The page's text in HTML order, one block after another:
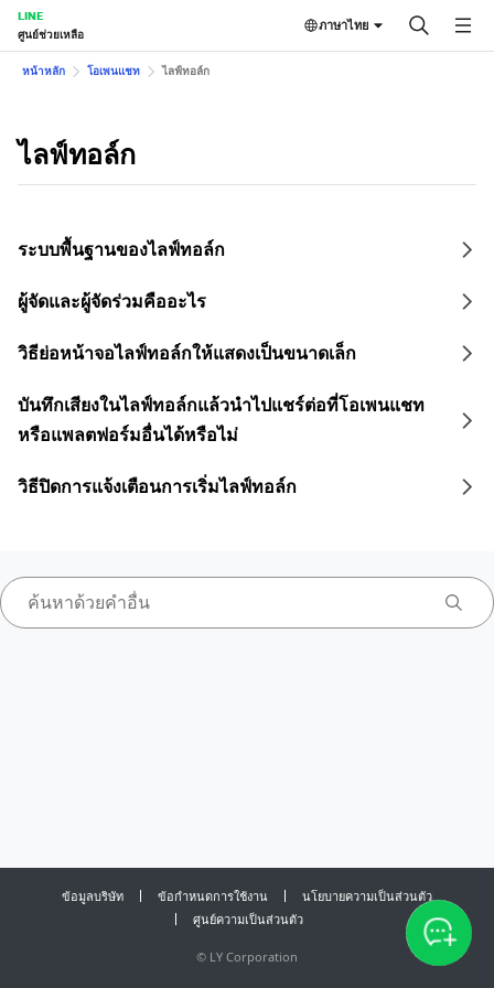
LINE
ศูนย์ช่วยเหลือ
ภาษาไทย
หน้าหลัก โอเพนแชท ไลฟ์ทอล์ก
ไลฟ์ทอล์ก
ระบบพื้นฐานของไลฟ์ทอล์ก
ผู้จัดและผู้จัดร่วมคืออะไร
วิธีย่อหน้าจอไลฟ์ทอล์กให้แสดงเป็นขนาดเล็ก
บันทึกเสียงในไลฟ์ทอล์กแล้วนำไปแชร์ต่อที่โอเพนแชท
หรือแพลตฟอร์มอื่นได้หรือไม่
วิธีปิดการแจ้งเตือนการเริ่มไลฟ์ทอล์ก
ข้อมูลบริษัท ข้อกำหนดการใช้งาน
นโยบายความเป็นส่วนตัว
ศูนย์ความเป็นส่วนตัว
© LY Corporation